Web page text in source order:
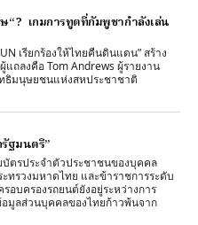
“ ? เกมการทูตที่กัมพูชากำลังเล่น
เรียกร้องให้ไทยคืนดินแดน” สร้าง
ถลงคือ Tom Andrews ผู้รายงาน
มนุษยชนแห่งสหประชาชาติ
ฐมนตรี”
ตรประจำตัวประชาชนของบุคคล
ทรวงมหาดไทย และข้าราชการระดับ
อบครองรถยนต์ยังอยู่ระหว่างการ
มูลส่วนบุคคลของไทยก้าวพ้นจาก